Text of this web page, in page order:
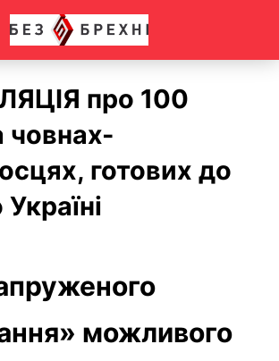
про 100
човнах-
готових до
можливого